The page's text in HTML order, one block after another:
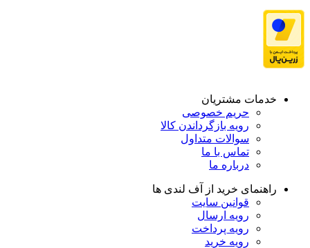
خدمات مشتریان
حریم خصوصی
رویه بازگرداندن کالا
سوالات متداول
تماس با ما
درباره ما
راهنمای خرید از آف لندی ها
قوانین سایت
رویه ارسال
رویه پرداخت
رویه خرید